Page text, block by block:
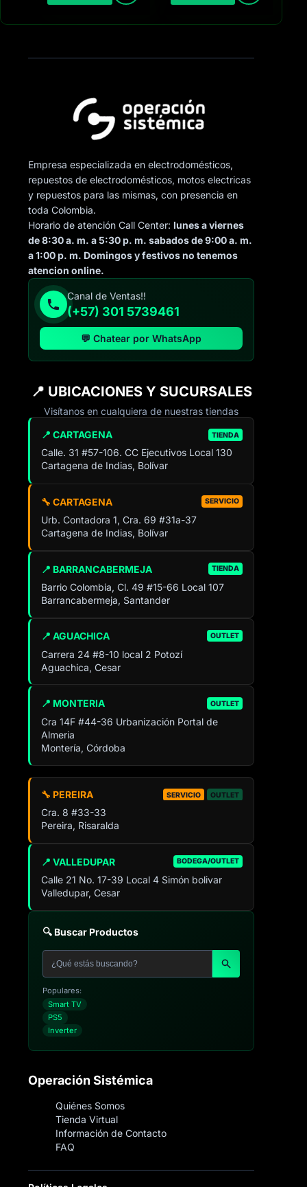
Empresa especializada en electrodomésticos,
repuestos de electrodomésticos, motos electricas
y repuestos para las mismas, con presencia en
toda Colombia.
Horario de atención Call Center:lunes a viernes
de 8:30 a. m. a 5:30 p. m. sabados de 9:00 a. m.
a 1:00 p. m. Domingos y festivos no tenemos
atencion online.
Canal de Ventas!!
(+57) 301 5739461
💬 Chatear por WhatsApp
📍 UBICACIONES Y SUCURSALES
Visítanos en cualquiera de nuestras tiendas
📍 CARTAGENA TIENDA
Calle. 31 #57-106. CC Ejecutivos Local 130
Cartagena de Indias, Bolívar
🔧 CARTAGENA SERVICIO
Urb. Contadora 1, Cra. 69 #31a-37
Cartagena de Indias, Bolívar
📍 BARRANCABERMEJA TIENDA
Barrio Colombia, Cl. 49 #15-66 Local 107
Barrancabermeja, Santander
📍 AGUACHICA OUTLET
Carrera 24 #8-10 local 2 Potozí
Aguachica, Cesar
📍 MONTERIA OUTLET
Cra 14F #44-36 Urbanización Portal de
Almeria
Montería, Córdoba
📍 VALLEDUPAR BODEGA/OUTLET
Calle 21 No. 17-39 Local 4 Simón bolivar
Valledupar, Cesar
🔧 PEREIRA SERVICIO OUTLET
Cra. 8 #33-33
Pereira, Risaralda
🔍 Buscar Productos
Populares:
Smart TV
PS5
Inverter
Operación Sistémica
Quiénes Somos
Tienda Virtual
Información de Contacto
FAQ